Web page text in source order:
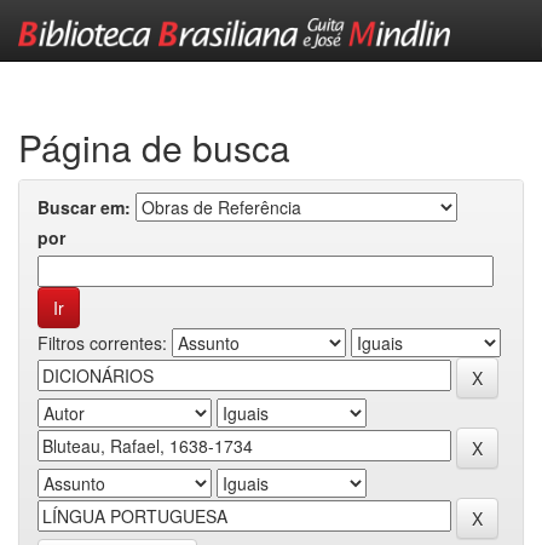
Página de busca
Buscar em:
por
Filtros correntes: